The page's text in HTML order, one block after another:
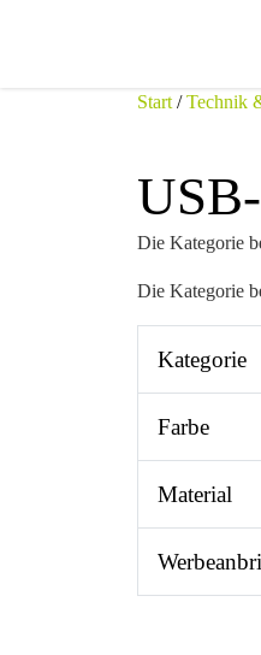
Start /Technik
Die Kategorie
Die Kategorie
Kategorie
Farbe
Material